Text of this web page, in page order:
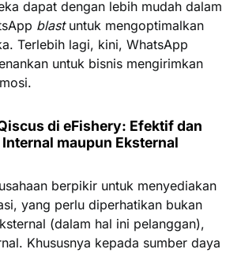
dapat dengan lebih mudah dalam
blast untuk mengoptimalkan
Terlebih lagi, kini, WhatsApp
untuk bisnis mengirimkan
di eFishery: Efektif dan
maupun Eksternal
berpikir untuk menyediakan
yang perlu diperhatikan bukan
(dalam hal ini pelanggan),
Khususnya kepada sumber daya